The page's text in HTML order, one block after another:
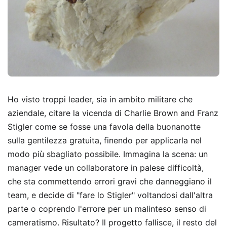
Ho visto troppi leader, sia in ambito militare che
aziendale, citare la vicenda di Charlie Brown and Franz
Stigler come se fosse una favola della buonanotte
sulla gentilezza gratuita, finendo per applicarla nel
modo più sbagliato possibile. Immagina la scena: un
manager vede un collaboratore in palese difficoltà,
che sta commettendo errori gravi che danneggiano il
team, e decide di "fare lo Stigler" voltandosi dall'altra
parte o coprendo l'errore per un malinteso senso di
cameratismo. Risultato? Il progetto fallisce, il resto del